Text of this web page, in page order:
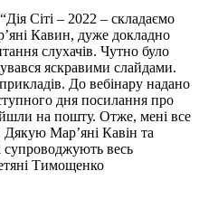
Сіті – 2022 – складаємо
Кавин, дуже докладно
слухачів. Чутно було
яскравими слайдами.
До вебінару надано
дня посилання про
на пошту. Отже, мені все
Мар’яні Кавін та
супроводжують весь
Тимощенко